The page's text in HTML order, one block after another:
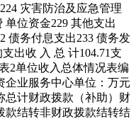
224 灾害防治及应急管理
单位资金229 其他支出
债务付息支出233 债务发
出收 入 总 计104.71支
2单位收入总体情况表编
企业服务中心单位：万元
总计财政拨款（补助） 财
款结转非财政拨款结转结